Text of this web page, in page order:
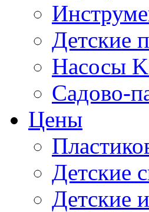
Детские
Насосы
Садово-
Цены
Детские
Детские